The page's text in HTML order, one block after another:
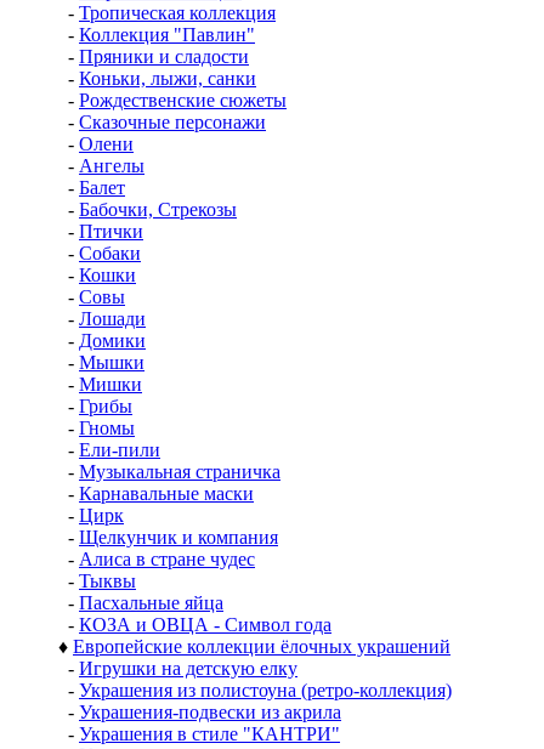
- Тропическая коллекция
- Коллекция "Павлин"
- Пряники и сладости
- Коньки, лыжи, санки
- Рождественские сюжеты
- Сказочные персонажи
- Олени
- Ангелы
- Балет
- Бабочки, Стрекозы
- Птички
- Собаки
- Кошки
- Совы
- Лошади
- Домики
- Мышки
- Мишки
- Грибы
- Гномы
- Ели-пили
- Музыкальная страничка
- Карнавальные маски
- Цирк
- Щелкунчик и компания
- Алиса в стране чудес
- Тыквы
- Пасхальные яйца
- КОЗА и ОВЦА - Символ года
♦ Европейские коллекции ёлочных украшений
- Игрушки на детскую елку
- Украшения из полистоуна (ретро-коллекция)
- Украшения-подвески из акрила
- Украшения в стиле "КАНТРИ"